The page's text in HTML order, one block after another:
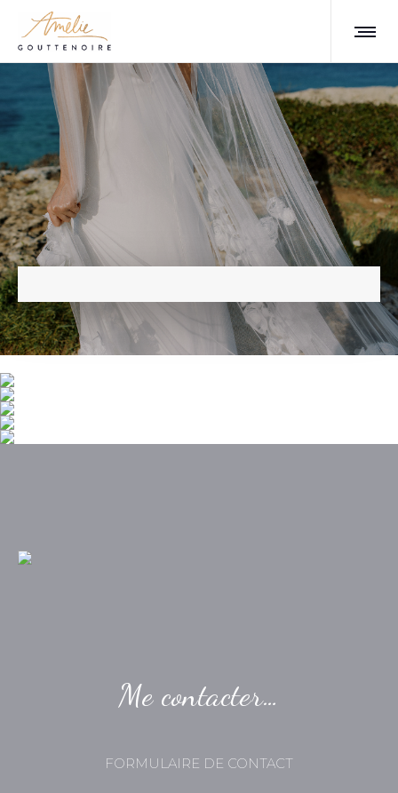
Me contacter…
FORMULAIRE DE CONTACT